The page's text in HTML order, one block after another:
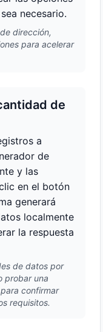
necesario.
dirección,
para acelerar
de
a
de
y las
en el botón
generará
localmente
la respuesta
de datos por
probar una
confirmar
requisitos.